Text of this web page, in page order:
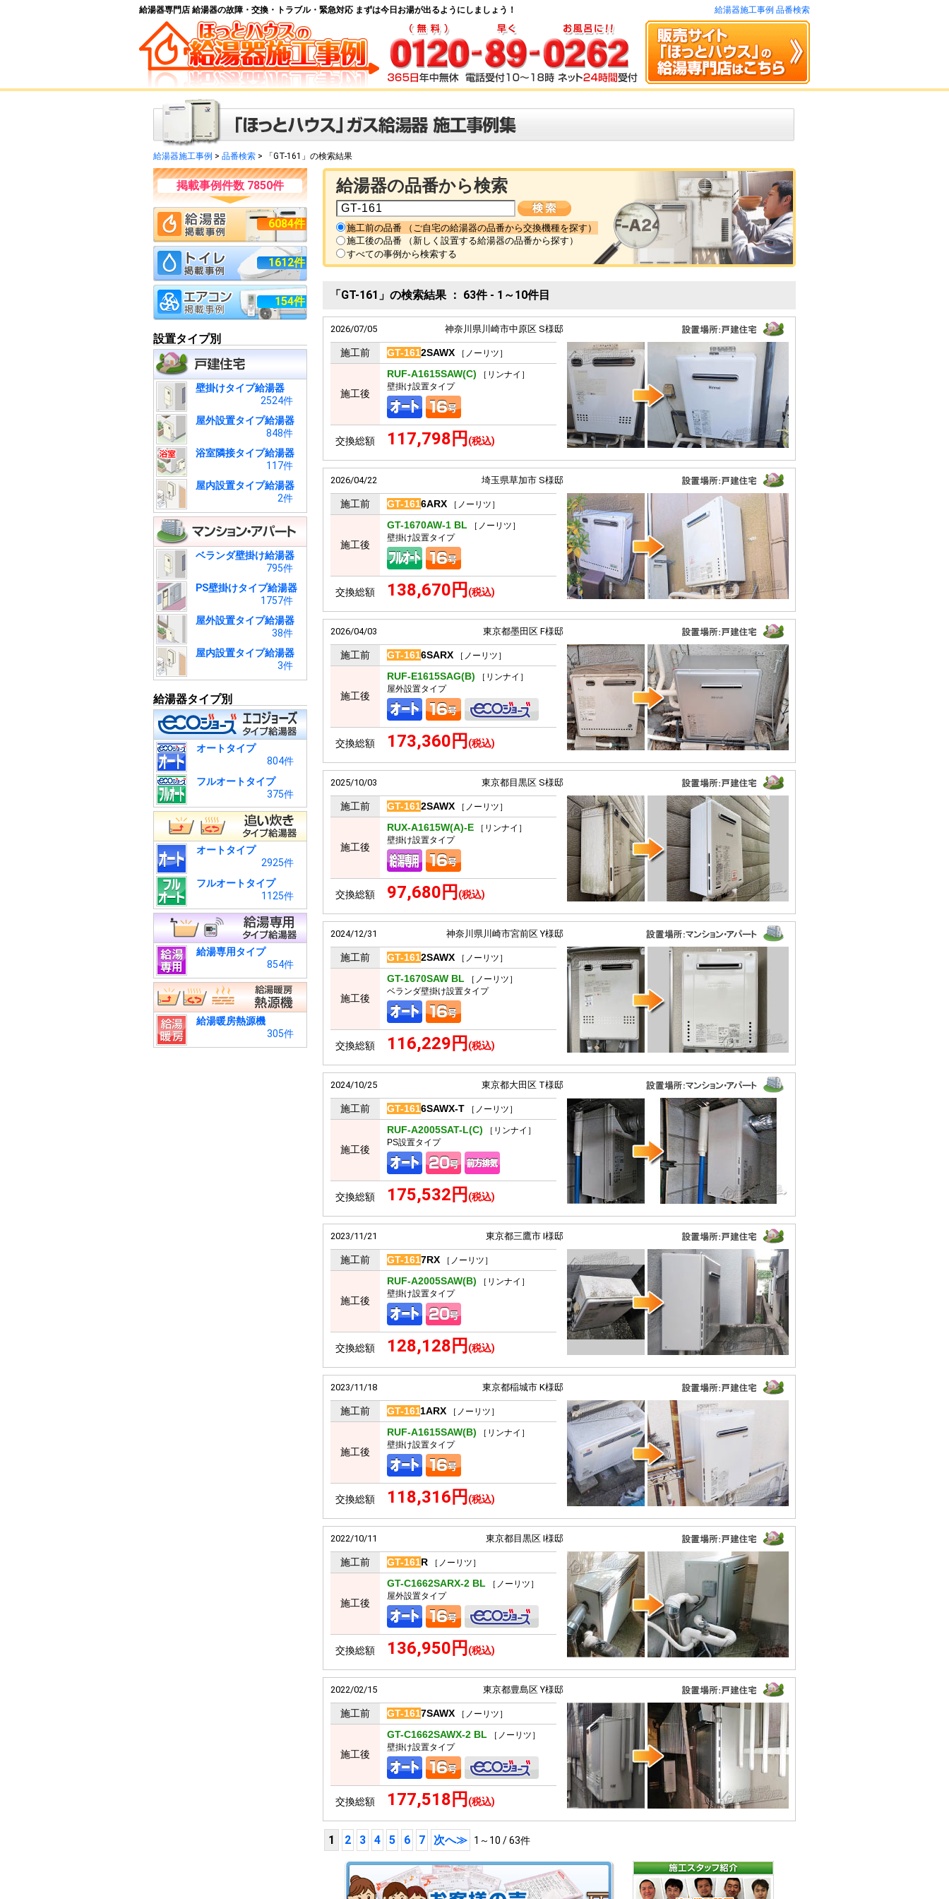
給湯器専門店 給湯器の故障・交換・トラブル・緊急対応 まずは今日お湯が出るようにしましょう！ 給湯器施工事例 品番検索
給湯器施工事例 > 品番検索 > 「GT-161」の検索結果
掲載事例件数 7850件
6084件
1612件
154件
設置タイプ別
壁掛けタイプ給湯器
2524件
屋外設置タイプ給湯器
848件
浴室隣接タイプ給湯器
117件
屋内設置タイプ給湯器
2件
ベランダ壁掛け給湯器
795件
PS壁掛けタイプ給湯器
1757件
屋外設置タイプ給湯器
38件
屋内設置タイプ給湯器
3件
給湯器タイプ別
オートタイプ
804件
フルオートタイプ
375件
オートタイプ
2925件
フルオートタイプ
1125件
給湯専用タイプ
854件
給湯暖房熱源機
305件
給湯器の品番から検索
施工前の品番 （ご自宅の給湯器の品番から交換機種を探す）
施工後の品番 （新しく設置する給湯器の品番から探す）
すべての事例から検索する
「GT-161」の検索結果 ： 63件 - 1～10件目
2026/07/05 神奈川県川崎市中原区 S様邸
施工前 GT-1612SAWX ［ノーリツ］
施工後
RUF-A1615SAW(C)
［リンナイ］
壁掛け設置タイプ
交換総額 117,798円 (税込)
2026/04/22 埼玉県草加市 S様邸
施工前 GT-1616ARX ［ノーリツ］
施工後
GT-1670AW-1 BL
［ノーリツ］
壁掛け設置タイプ
交換総額 138,670円 (税込)
2026/04/03 東京都墨田区 F様邸
施工前 GT-1616SARX ［ノーリツ］
施工後
RUF-E1615SAG(B)
［リンナイ］
屋外設置タイプ
交換総額 173,360円 (税込)
2025/10/03 東京都目黒区 S様邸
施工前 GT-1612SAWX ［ノーリツ］
施工後
RUX-A1615W(A)-E
［リンナイ］
壁掛け設置タイプ
交換総額 97,680円 (税込)
2024/12/31 神奈川県川崎市宮前区 Y様邸
施工前 GT-1612SAWX ［ノーリツ］
施工後
GT-1670SAW BL
［ノーリツ］
ベランダ壁掛け設置タイプ
交換総額 116,229円 (税込)
2024/10/25 東京都大田区 T様邸
施工前 GT-1616SAWX-T ［ノーリツ］
施工後
RUF-A2005SAT-L(C)
［リンナイ］
PS設置タイプ
交換総額 175,532円 (税込)
2023/11/21 東京都三鷹市 I様邸
施工前 GT-1617RX ［ノーリツ］
施工後
RUF-A2005SAW(B)
［リンナイ］
壁掛け設置タイプ
交換総額 128,128円 (税込)
2023/11/18 東京都稲城市 K様邸
施工前 GT-1611ARX ［ノーリツ］
施工後
RUF-A1615SAW(B)
［リンナイ］
壁掛け設置タイプ
交換総額 118,316円 (税込)
2022/10/11 東京都目黒区 I様邸
施工前 GT-161R ［ノーリツ］
施工後
GT-C1662SARX-2 BL
［ノーリツ］
屋外設置タイプ
交換総額 136,950円 (税込)
2022/02/15 東京都豊島区 Y様邸
施工前 GT-1617SAWX ［ノーリツ］
施工後
GT-C1662SAWX-2 BL
［ノーリツ］
壁掛け設置タイプ
交換総額 177,518円 (税込)
1 2 3 4 5 6 7 次へ≫ 1～10 / 63件